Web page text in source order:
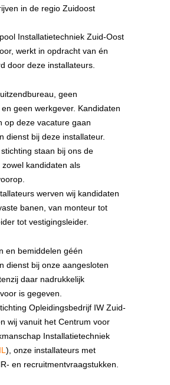
in de regio Zuidoost
Installatietechniek Zuid-Oost
werkt in opdracht van én
door deze installateurs.
geen
geen werkgever. Kandidaten
op deze vacature gaan
dienst bij deze installateur.
staan bij ons de
kandidaten als
werven wij kandidaten
banen, van monteur tot
tot vestigingsleider.
en bemiddelen géén
dienst bij onze aangesloten
daar nadrukkelijk
is gegeven.
Opleidingsbedrijf IW Zuid-
wij vanuit het Centrum voor
Installatietechniek
), onze installateurs met
en recruitmentvraagstukken.